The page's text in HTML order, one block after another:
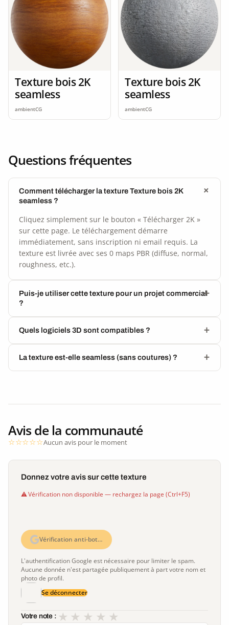
Texture bois 2K
seamless
ambientCG
Texture bois 2K
seamless
ambientCG
Questions fréquentes
Comment télécharger la texture Texture bois 2K
seamless ?
Cliquez simplement sur le bouton « Télécharger 2K »
sur cette page. Le téléchargement démarre
immédiatement, sans inscription ni email requis. La
texture est livrée avec ses 0 maps PBR (diffuse, normal,
roughness, etc.).
Puis-je utiliser cette texture pour un projet commercial
?
Quels logiciels 3D sont compatibles ?
La texture est-elle seamless (sans coutures) ?
Avis de la communauté
Aucun avis pour le moment
Donnez votre avis sur cette texture
Vérification non disponible — rechargez la page (Ctrl+F5)
Vérification anti-bot…
L'authentification Google est nécessaire pour limiter le spam.
Aucune donnée n'est partagée publiquement à part votre nom et
photo de profil.
Se déconnecter
Votre note : ★
★
★
★
★